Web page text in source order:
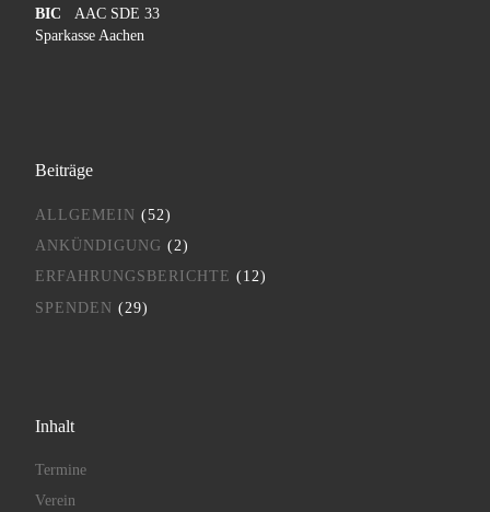
BIC AAC SDE 33
Sparkasse Aachen
Beiträge
ALLGEMEIN (52)
ANKÜNDIGUNG (2)
ERFAHRUNGSBERICHTE (12)
SPENDEN (29)
Inhalt
Termine
Verein